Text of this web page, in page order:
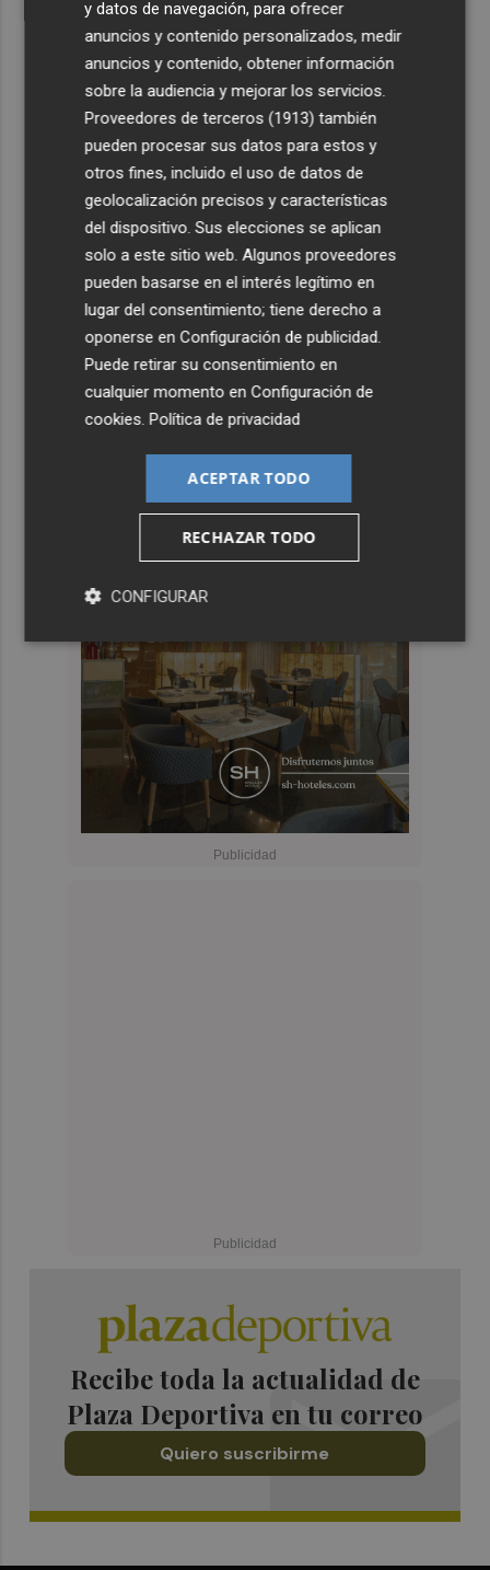
Recibe toda la actualidad de
Plaza Deportiva en tu correo
Quiero suscribirme
y datos de navegación, para ofrecer
anuncios y contenido personalizados, medir
anuncios y contenido, obtener información
sobre la audiencia y mejorar los servicios.
Proveedores de terceros (1913) también
pueden procesar sus datos para estos y
otros fines, incluido el uso de datos de
geolocalización precisos y características
del dispositivo. Sus elecciones se aplican
solo a este sitio web. Algunos proveedores
pueden basarse en el interés legítimo en
lugar del consentimiento; tiene derecho a
oponerse enConfiguración de publicidad
Puede retirar su consentimiento en
cualquier momento enConfiguración de
cookies .Política de privacidad
ACEPTAR TODO
RECHAZAR TODO
CONFIGURAR